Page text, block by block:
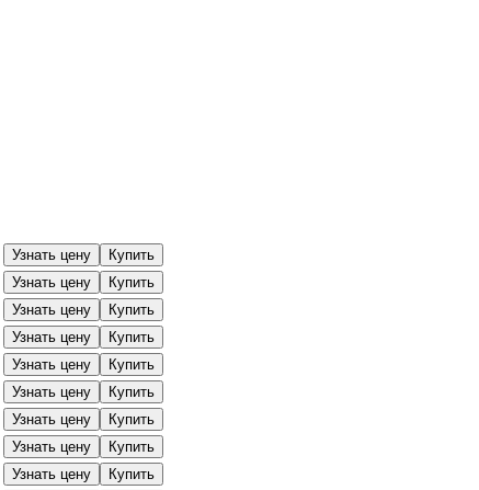
Узнать цену Купить
Узнать цену Купить
Узнать цену Купить
Узнать цену Купить
Узнать цену Купить
Узнать цену Купить
Узнать цену Купить
Узнать цену Купить
Узнать цену Купить